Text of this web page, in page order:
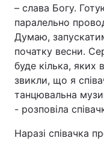
– слава Богу.
паралельно
Думаю,
початку весни.
буде кілька, яких
звикли, що я
танцювальна
- розповіла
Наразі співачка